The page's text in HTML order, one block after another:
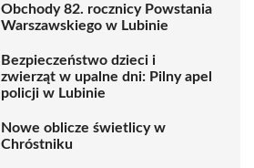
Obchody 82. rocznicy Powstania
Warszawskiego w Lubinie
Bezpieczeństwo dzieci i
zwierząt w upalne dni: Pilny apel
policji w Lubinie
Nowe oblicze świetlicy w
Chróstniku